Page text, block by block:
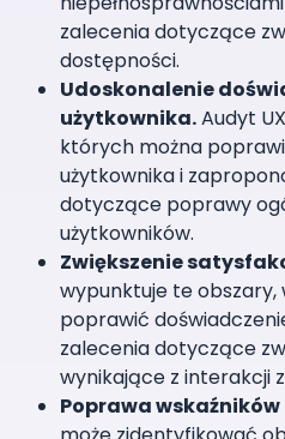
zalecenia dotyczące
dostępności.
Udoskonalenie
użytkownika.Audyt
których można
użytkownika i
dotyczące poprawy
użytkowników.
Zwiększenie
wypunktuje te
poprawić
zalecenia dotyczące
wynikające z interakcji
Poprawa